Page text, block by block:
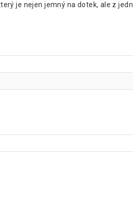
je nejen jemný na dotek, ale z